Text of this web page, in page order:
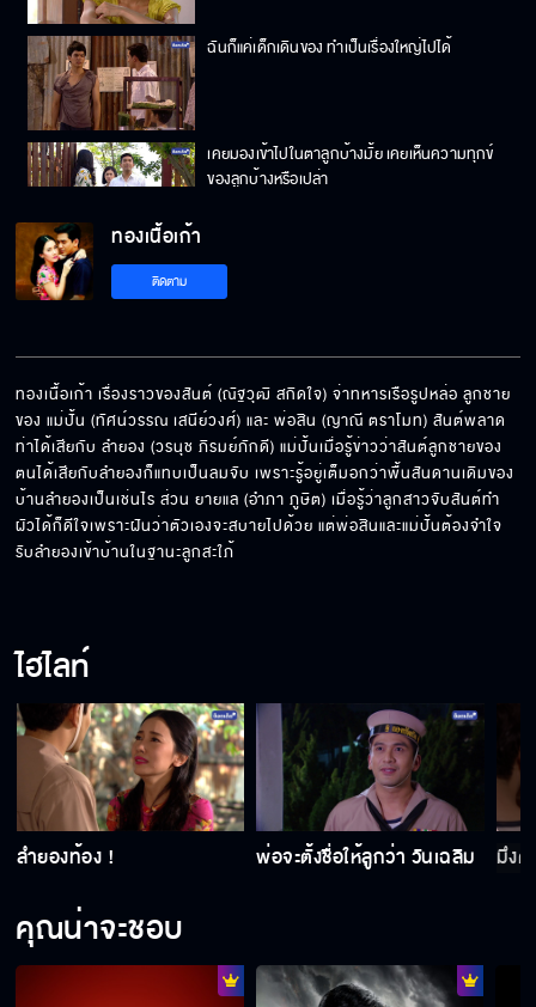
ฉันก็แค่เด็กเดินของ ทำเป็นเรื่องใหญ่ไปได้
เคยมองเข้าไปในตาลูกบ้างมั้ย เคยเห็นความทุกข์
ของลูกบ้างหรือเปล่า
แม่วันไม่ให้เงินพี่ซื้อกับข้าวเลยแม้แต่บาทเดียว
แม่
เมืองเทพ แปลว่าเมืองของเทวดาหรือสวรรค์ชั้น
ฟ้า ไง
คบคนเช่นใดเป็นมิตร เสพสนิทกับคนเช่นใด ก็จะ
กลายเป็นคนเช่นนั้น
ทองเนื้อเก้า
ติดตาม
ทองเนื้อเก้า เรื่องราวของสันต์ (ณัฐวุฒิ สกิดใจ) จ่าทหารเรือรูปหล่อ ลูกชาย
ของ แม่ปั้น (ทัศน์วรรณ เสนีย์วงศ์) และ พ่อสิน (ญาณี ตราโมท) สันต์พลาด
ท่าได้เสียกับ ลำยอง (วรนุช ภิรมย์ภักดี) แม่ปั้นเมื่อรู้ข่าวว่าสันต์ลูกชายของ
ตนได้เสียกับลำยองก็แทบเป็นลมจับ เพราะรู้อยู่เต็มอกว่าพื้นสันดานเดิมของ
บ้านลำยองเป็นเช่นไร ส่วน ยายแล (อำภา ภูษิต) เมื่อรู้ว่าลูกสาวจับสันต์ทำ
ผัวได้ก็ดีใจเพราะฝันว่าตัวเองจะสบายไปด้วย แต่พ่อสินและแม่ปั้นต้องจำใจ
รับลำยองเข้าบ้านในฐานะลูกสะใภ้
ไฮไลท์
ลำยองท้อง ! พ่อจะตั้งชื่อให้ลูกว่า วันเฉลิม มึงต
คุณน่าจะชอบ